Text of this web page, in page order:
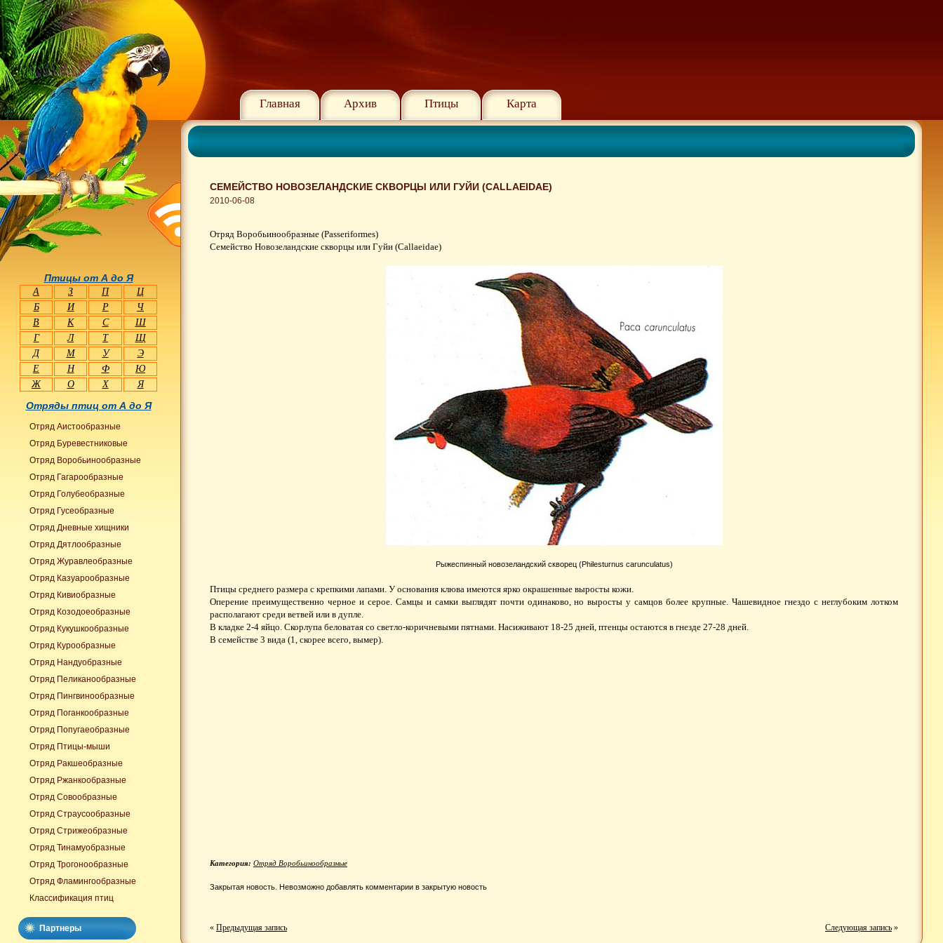
Главная Архив Птицы Карта
СЕМЕЙСТВО НОВОЗЕЛАНДСКИЕ СКВОРЦЫ ИЛИ ГУЙИ (CALLAEIDAE)
2010-06-08
Отряд Воробьинообразные (Passeriformes)
Семейство Новозеландские скворцы или Гуйи (Callaeidae)
Рыжеспинный новозеландский скворец (Philesturnus carunculatus)
Птицы среднего размера с крепкими лапами. У основания клюва имеются ярко окрашенные выросты кожи.
Оперение преимущественно черное и серое. Самцы и самки выглядят почти одинаково, но выросты у самцов более крупные. Чашевидное гнездо с неглубоким лотком
располагают среди ветвей или в дупле.
В кладке 2-4 яйцо. Скорлупа беловатая со светло-коричневыми пятнами. Насиживают 18-25 дней, птенцы остаются в гнезде 27-28 дней.
В семействе 3 вида (1, скорее всего, вымер).
Категория: Отряд Воробьинообразные
Закрытая новость. Невозможно добавлять комментарии в закрытую новость
« Предыдущая запись Следующая запись »
Птицы от А до Я
А З П
Ц
Б
И Р
Ч
В
К С
Ш
Г
Л Т
Щ
Д
М У
Э
Е
Н Ф
Ю
Ж
О Х Я
Отряды птиц от А до Я
Отряд Аистообразные
Отряд Буревестниковые
Отряд Воробьинообразные
Отряд Гагарообразные
Отряд Голубеобразные
Отряд Гусеобразные
Отряд Дневные хищники
Отряд Дятлообразные
Отряд Журавлеобразные
Отряд Казуарообразные
Отряд Кивиобразные
Отряд Козодоеобразные
Отряд Кукушкообразные
Отряд Курообразные
Отряд Нандуобразные
Отряд Пеликанообразные
Отряд Пингвинообразные
Отряд Поганкообразные
Отряд Попугаеобразные
Отряд Птицы-мыши
Отряд Ракшеобразные
Отряд Ржанкообразные
Отряд Совообразные
Отряд Страусообразные
Отряд Стрижеобразные
Отряд Тинамуобразные
Отряд Трогонообразные
Отряд Фламингообразные
Классификация птиц
Партнеры